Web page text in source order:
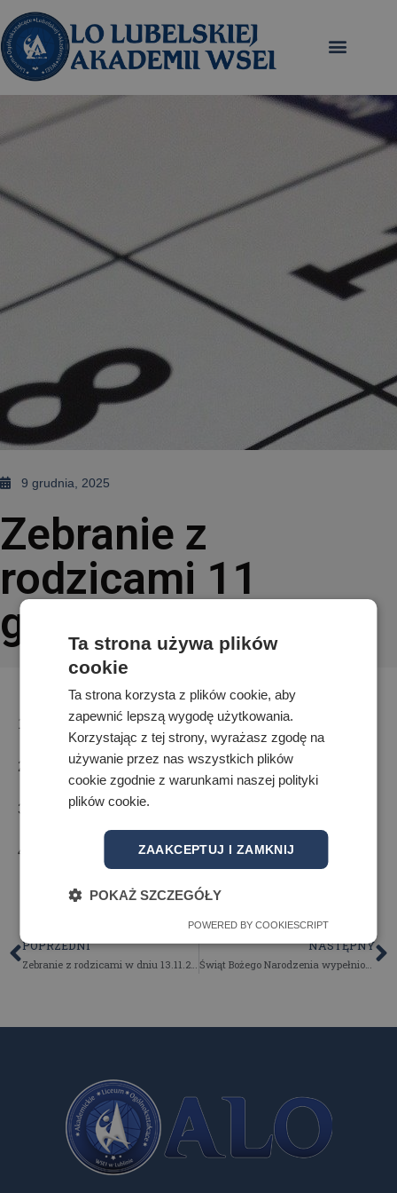
9 grudnia, 2025
Zebranie z
rodzicami 11
grudnia
1. 1a p. Magdalena Wojciechowska C 212
2. 2i p. Julita Frączek C 111
3. 3g p. Wiesława Wrzesińska C 112
4. 3i p. Joanna Fałek 304
POPRZEDNI NASTĘPNY
Świąt Bożego Narodzenia wypełnionych miłością, pokojem i nadzieją.
Ta strona używa plików
cookie
Ta strona korzysta z plików cookie, aby
zapewnić lepszą wygodę użytkowania.
Korzystając z tej strony, wyrażasz zgodę na
używanie przez nas wszystkich plików
cookie zgodnie z warunkami naszej polityki
plików cookie.
ZAAKCEPTUJ I ZAMKNIJ
POKAŻ SZCZEGÓŁY
POWERED BY COOKIESCRIPT